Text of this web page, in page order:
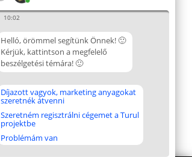
10:02
Helló, örömmel segítünk Önnek! 🙂
Kérjük, kattintson a megfelelő
beszélgetési témára! 🙂
Díjazott vagyok, marketing anyagokat
szeretnék átvenni
Szeretném regisztrálni cégemet a Turul
projektbe
Problémám van